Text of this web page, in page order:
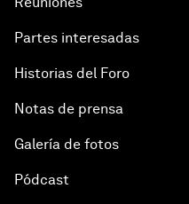
Partes interesadas
Historias del Foro
Notas de prensa
Galería de fotos
Pódcast